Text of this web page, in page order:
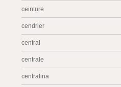
ceinture
cendrier
central
centrale
centralina